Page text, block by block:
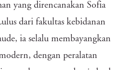
yang direncanakan Sofia
dari fakultas kebidanan
ia selalu membayangkan
dengan peralatan